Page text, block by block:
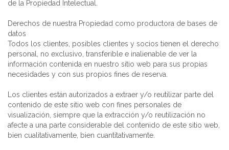
de la Propiedad Intelectual.
Derechos de nuestra Propiedad como productora de bases de
datos
Todos los clientes, posibles clientes y socios tienen el derecho
personal, no exclusivo, transferible e inalienable de ver la
información contenida en nuestro sitio web para sus propias
necesidades y con sus propios fines de reserva.
Los clientes están autorizados a extraer y/o reutilizar parte del
contenido de este sitio web con fines personales de
visualización, siempre que la extracción y/o reutilización no
afecte a una parte considerable del contenido de este sitio web,
bien cualitativamente, bien cuantitativamente.